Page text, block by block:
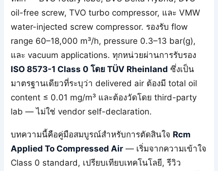
oil-free screw, TVO turbo compressor, และ VMW
water-injected screw compressor. รองรับ flow
range 60–18,000 m³/h, pressure 0.3–13 bar(g),
และ vacuum applications. ทุกหน่วยผ่านการรับรอง
ISO 8573-1 Class 0 โดย TÜV Rheinland ซึ่งเป็น
มาตรฐานเดียวที่ระบุว่า delivered air ต้องมี total oil
content ≤ 0.01 mg/m³ และต้องวัดโดย third-party
lab — ไม่ใช่ vendor self-declaration.
บทความนี้คือคู่มือสมบูรณ์สำหรับการตัดสินใจ Rcm
Applied To Compressed Air — เริ่มจากความเข้าใจ
Class 0 standard, เปรียบเทียบเทคโนโลยี, รีวิว